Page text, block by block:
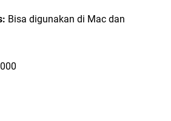
Bisa digunakan di Mac dan